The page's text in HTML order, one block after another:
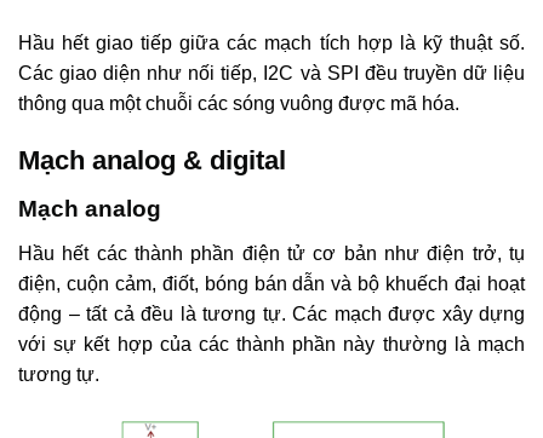
Hầu hết giao tiếp giữa các mạch tích hợp là kỹ thuật số.
Các giao diện như nối tiếp, I2C và SPI đều truyền dữ liệu
thông qua một chuỗi các sóng vuông được mã hóa.
Mạch analog & digital
Mạch analog
Hầu hết các thành phần điện tử cơ bản như điện trở, tụ
điện, cuộn cảm, điốt, bóng bán dẫn và bộ khuếch đại hoạt
động – tất cả đều là tương tự. Các mạch được xây dựng
với sự kết hợp của các thành phần này thường là mạch
tương tự.